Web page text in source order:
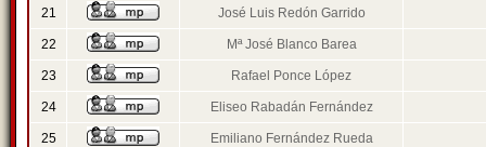
21 José Luis Redón Garrido
22 Mª José Blanco Barea
23 Rafael Ponce López
24 Eliseo Rabadán Fernández
25 Emiliano Fernández Rueda